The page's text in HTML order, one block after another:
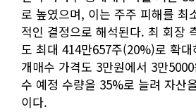
로 높였으며, 이는 주주 피해를 최
적인 결정으로 해석된다. 최 회장
도 최대 414만657주(20%)로 확
개매수 가격도 3만원에서 3만
수 예정 수량을 35%로 늘려 자산
이다.